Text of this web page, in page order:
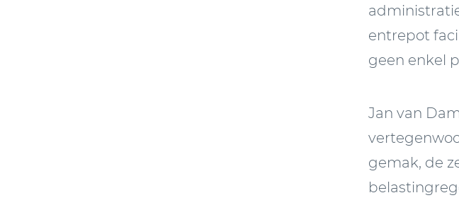
entrepot
geen enkel
Jan van
gemak, de